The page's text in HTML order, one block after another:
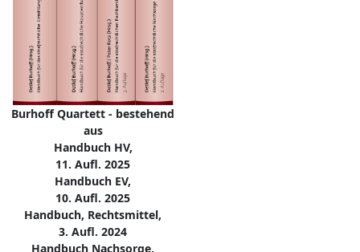
Burhoff Quartett - bestehend
aus
Handbuch HV,
11. Aufl. 2025
Handbuch EV,
10. Aufl. 2025
Handbuch, Rechtsmittel,
3. Aufl. 2024
Handbuch Nachsorge,